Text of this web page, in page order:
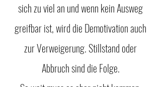
sich zu viel an und wenn kein Ausweg
greifbar ist, wird die Demotivation auch
zur Verweigerung. Stillstand oder
Abbruch sind die Folge.